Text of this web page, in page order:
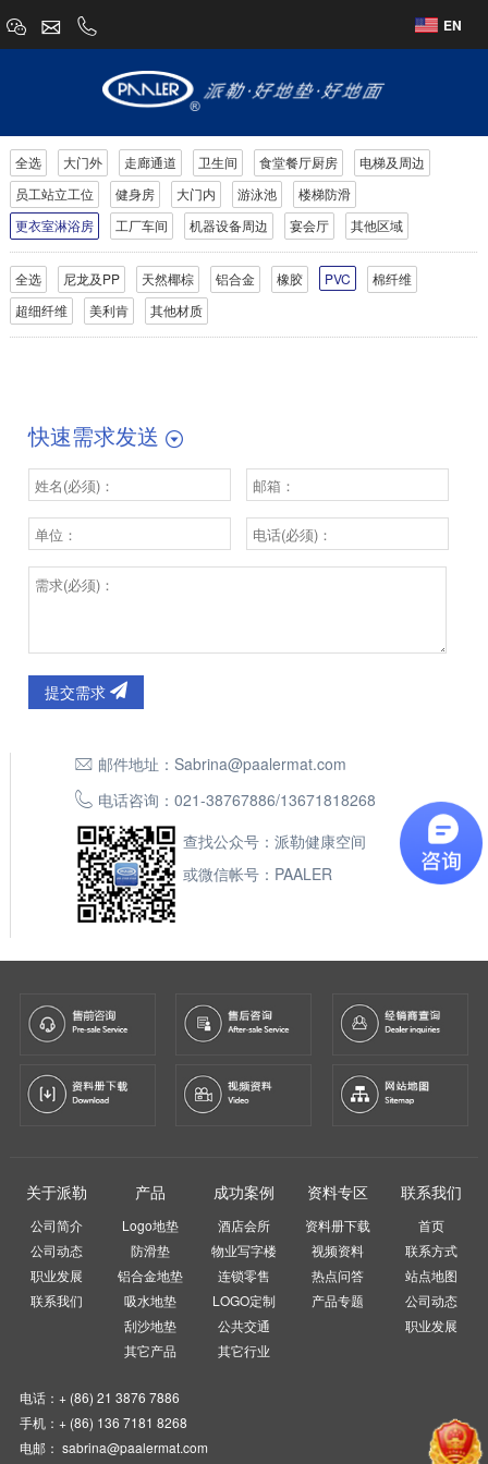
EN
全选 大门外 走廊通道 卫生间 食堂餐厅厨房
电梯及周边
员工站立工位
健身房 大门内 游泳池
楼梯防滑
更衣室淋浴房
工厂车间 机器设备周边 宴会厅 其他区域
全选 尼龙及PP 天然椰棕 铝合金 橡胶 PVC
棉纤维
超细纤维
美利肯 其他材质
快速需求发送
提交需求
邮件地址： Sabrina@paalermat.com
电话咨询： 021-38767886/13671818268
查找公众号：派勒健康空间
或微信帐号：PAALER
关于派勒
公司简介
公司动态
职业发展
联系我们
产品
Logo地垫
防滑垫
铝合金地垫
吸水地垫
刮沙地垫
其它产品
成功案例
酒店会所
物业写字楼
连锁零售
LOGO定制
公共交通
其它行业
资料专区
资料册下载
视频资料
热点问答
产品专题
联系我们
首页
联系方式
站点地图
公司动态
职业发展
电话：+ (86) 21 3876 7886
手机：+ (86) 136 7181 8268
电邮： sabrina@paalermat.com